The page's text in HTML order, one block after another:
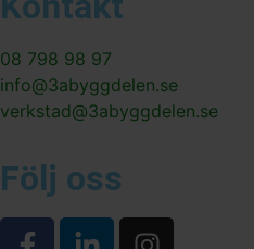
08 798 98 97
info@3abyggdelen.se
verkstad@3abyggdelen.se
Följ oss